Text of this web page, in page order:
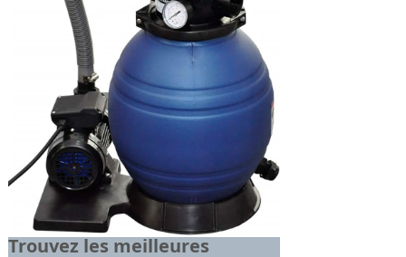
Trouvez les meilleures